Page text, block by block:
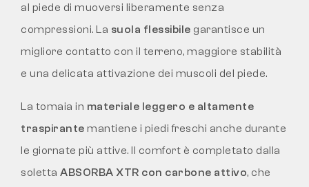
al piede di muoversi liberamente senza
compressioni. La suola flessibile garantisce un
migliore contatto con il terreno, maggiore stabilità
e una delicata attivazione dei muscoli del piede.
La tomaia in materiale leggero e altamente
traspirante mantiene i piedi freschi anche durante
le giornate più attive. Il comfort è completato dalla
soletta ABSORBA XTR con carbone attivo, che